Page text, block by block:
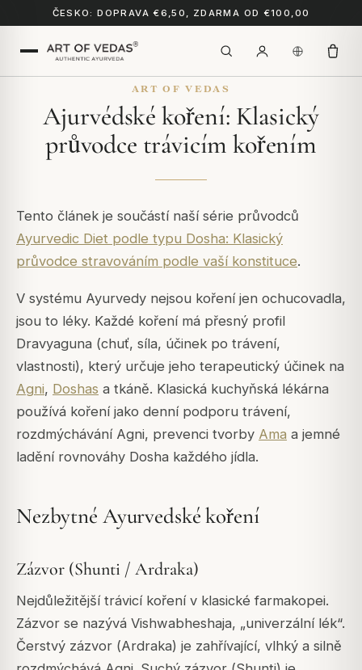
ČESKO: DOPRAVA €6,50, ZDARMA OD €100,00
ART OF VEDAS
Ajurvédské koření: Klasický
průvodce trávicím kořením
Tento článek je součástí naší série průvodců
Ayurvedic Diet podle typu Dosha: Klasický
průvodce stravováním podle vaší konstituce.
V systému Ayurvedy nejsou koření jen ochucovadla,
jsou to léky. Každé koření má přesný profil
Dravyaguna (chuť, síla, účinek po trávení,
vlastnosti), který určuje jeho terapeutický účinek na
Agni, Doshas a tkáně. Klasická kuchyňská lékárna
používá koření jako denní podporu trávení,
rozdmýchávání Agni, prevenci tvorby Ama a jemné
ladění rovnováhy Dosha každého jídla.
Nezbytné Ayurvedské koření
Zázvor (Shunti / Ardraka)
Nejdůležitější trávicí koření v klasické farmakopei.
Zázvor se nazývá Vishwabheshaja, „univerzální lék“.
Čerstvý zázvor (Ardraka) je zahřívající, vlhký a silně